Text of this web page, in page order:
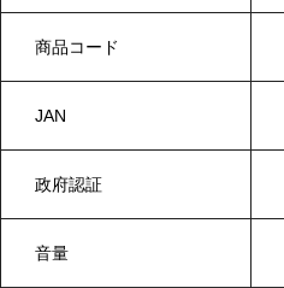
商品コード
JAN
政府認証
音量